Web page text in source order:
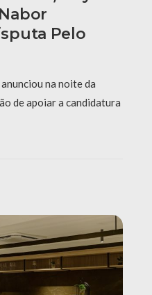
Pelo
na noite da
de apoiar a candidatura